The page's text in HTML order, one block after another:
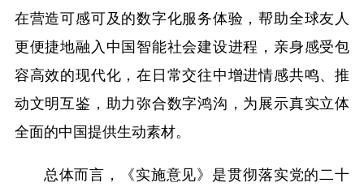
在营造可感可及的数字化服务体验，帮助全球友人
更便捷地融入中国智能社会建设进程，亲身感受包
容高效的现代化，在日常交往中增进情感共鸣、推
动文明互鉴，助力弥合数字鸿沟，为展示真实立体
全面的中国提供生动素材。
总体而言，《实施意见》是贯彻落实党的二十